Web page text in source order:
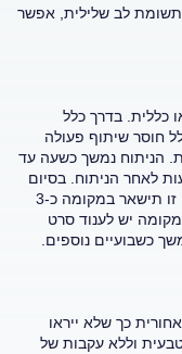
תשומת לב שלילית, אפשר
כללית. בדרך כלל
חוסר שיתוף פעולה
הניתוח נמשך כשעה עד
לאחר הניתוח. בסיום
הניתוח אני חובש את האוזניים והראש וחבישה זו תישאר במקומה כ-3
יש לענוד סרט
כשבועיים נוספים.
כך שלא ייראו
וללא עקבות של